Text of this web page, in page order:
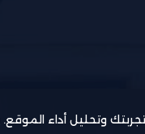
وتحليل أداء الموقع.